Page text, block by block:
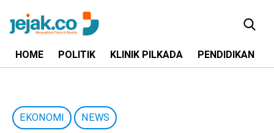
HOME POLITIK KLINIK PILKADA PENDIDIKAN
EKONOMI NEWS